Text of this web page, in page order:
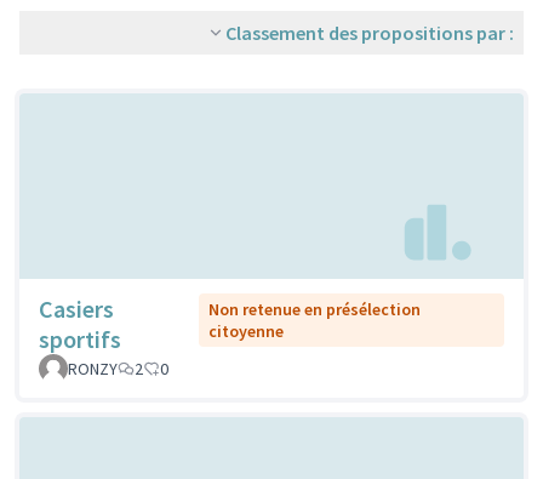
Classement des propositions par :
Casiers
sportifs
Non retenue en présélection
citoyenne
RONZY
2 0